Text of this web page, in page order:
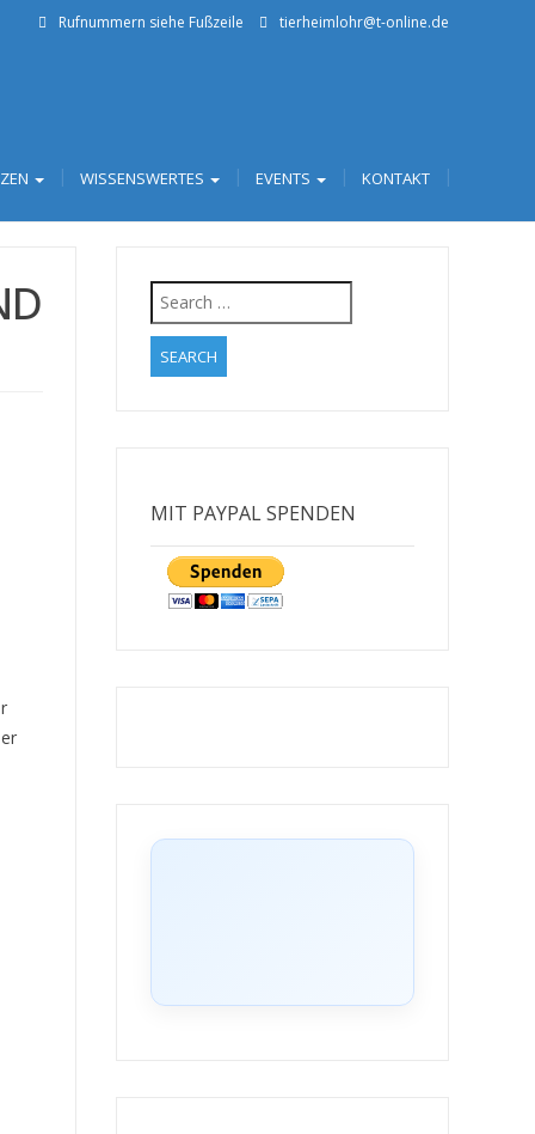
Rufnummern siehe Fußzeile tierheimlohr@t-online.de
WISSENSWERTES EVENTS KONTAKT
Search
for:
MIT PAYPAL SPENDEN